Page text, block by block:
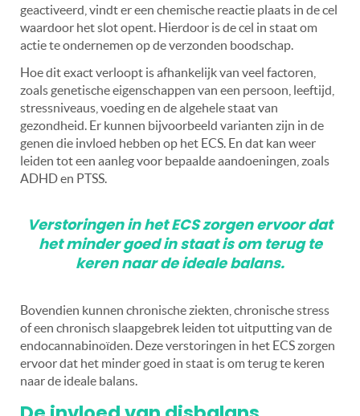
geactiveerd, vindt er een chemische reactie plaats in de cel
waardoor het slot opent. Hierdoor is de cel in staat om
actie te ondernemen op de verzonden boodschap.
Hoe dit exact verloopt is afhankelijk van veel factoren,
zoals genetische eigenschappen van een persoon, leeftijd,
stressniveaus, voeding en de algehele staat van
gezondheid. Er kunnen bijvoorbeeld varianten zijn in de
genen die invloed hebben op het ECS. En dat kan weer
leiden tot een aanleg voor bepaalde aandoeningen, zoals
ADHD en PTSS.
Verstoringen in het ECS zorgen ervoor dat
het minder goed in staat is om terug te
keren naar de ideale balans.
Bovendien kunnen chronische ziekten, chronische stress
of een chronisch slaapgebrek leiden tot uitputting van de
endocannabinoïden. Deze verstoringen in het ECS zorgen
ervoor dat het minder goed in staat is om terug te keren
naar de ideale balans.